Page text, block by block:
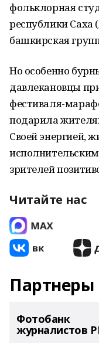
фольклорная
республики Саха
башкирская
Но особенно
давлекановцы
фестиваля-
подарила
Своей энергией,
зрителей
Читайте нас
Партнеры
Фотобанк
журналистов